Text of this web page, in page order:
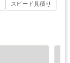
スピード見積り